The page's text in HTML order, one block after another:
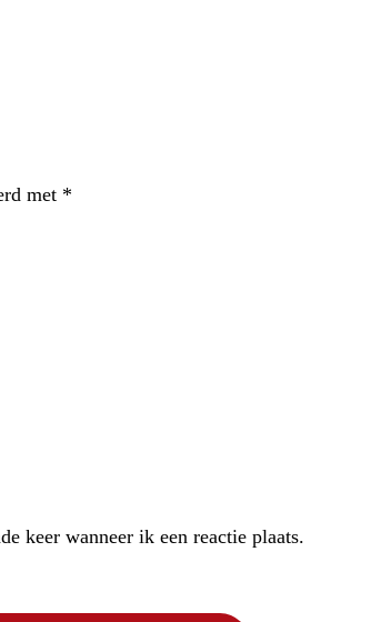
met *
keer wanneer ik een reactie plaats.